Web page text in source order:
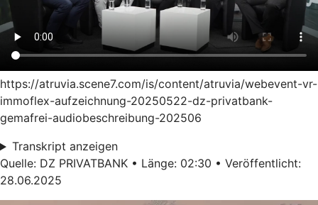
https://atruvia.scene7.com/is/content/atruvia/webevent-vr-
immoflex-aufzeichnung-20250522-dz-privatbank-
gemafrei-audiobeschreibung-202506
Transkript anzeigen
Quelle: DZ PRIVATBANK • Länge: 02:30 • Veröffentlicht:
28.06.2025